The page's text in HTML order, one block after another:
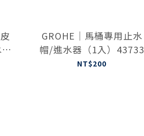
GROHE｜馬桶專用止水
帽/進水器（1入）43733
NT$200